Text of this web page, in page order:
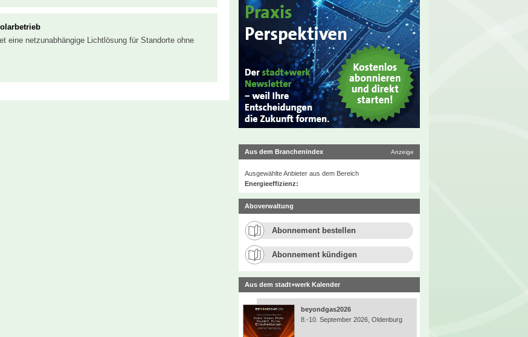
eine netzunabhängige Lichtlösung für Standorte ohne
Aus dem Branchenindex Anzeige
Ausgewählte Anbieter aus dem Bereich
Energieeffizienz:
Aboverwaltung
Abonnement bestellen
Abonnement kündigen
Aus dem stadt+werk Kalender
beyondgas2026
8.-10. September 2026, Oldenburg